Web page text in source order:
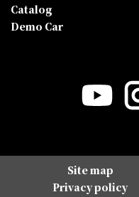
Catalog
Demo Car
Site map
Privacy policy